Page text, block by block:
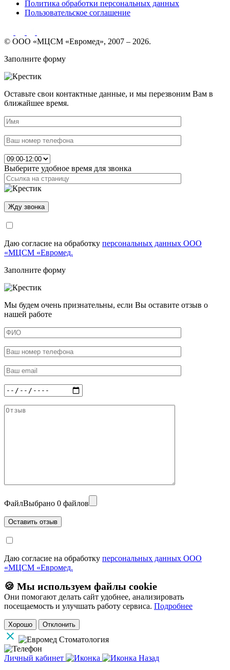
Политика обработки персональных данных
Пользовательское соглашение
© ООО «МЦСМ «Евромед», 2007 – 2026.
Заполните форму
Оставьте свои контактные данные, и мы перезвоним Вам в
ближайшее время.
Выберите удобное время для звонка
Даю согласие на обработку персональных данных ООО
«МЦСМ «Евромед.
Заполните форму
Мы будем очень признательны, если Вы оставите отзыв о
нашей работе
ФайлВыбрано 0 файлов
Даю согласие на обработку персональных данных ООО
«МЦСМ «Евромед.
🍪 Мы используем файлы cookie
Они помогают делать сайт удобнее, анализировать
посещаемость и улучшать работу сервиса. Подробнее
Хорошо Отклонить
Личный кабинет
Назад